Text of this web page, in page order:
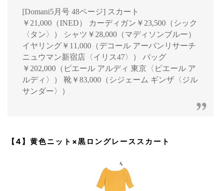
[Domani5月号 48ページ] スカート
￥21,000（INED） カーディガン￥23,500（シック
〈タン〉） シャツ￥28,000（マディソンブルー）
イヤリング￥11,000（デコール アーバンリサーチ
ニュウマン新宿店〈イリス47〉） バッグ
￥202,000（ピエール アルディ 東京〈ピエール ア
ルディ〉） 靴￥83,000（シジェーム ギンザ〈ジル
サンダー〉）
【4】黄色ニット×黒ロングレーススカート